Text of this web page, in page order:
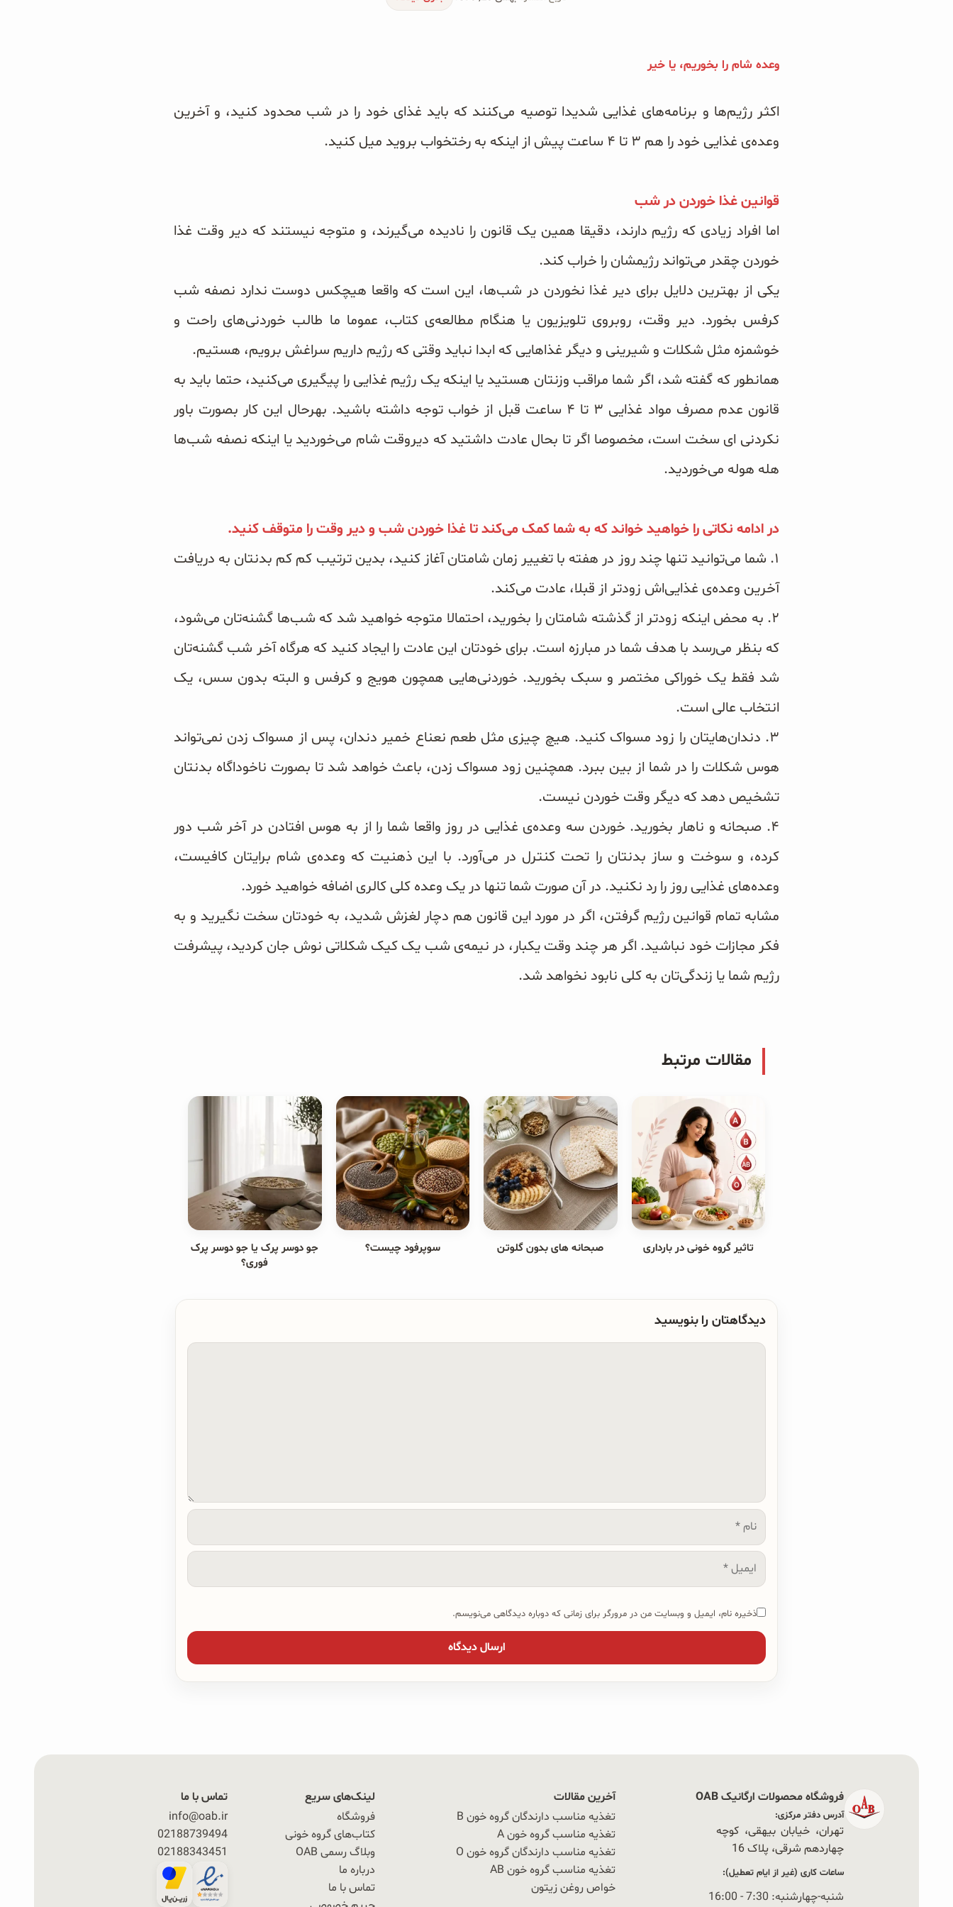
چاشنی‌ها و سرکه‌‌ها
رایس کیک
غلات و دانه‌های سالم
سبوس و جوانه‌ها
کتاب‌های OAB
وعده شام را بخوریم، یا خیر
اکثر رژیم‌ها و برنامه‌های غذایی شدیدا توصیه می‌کنند که باید غذای خود را در شب محدود کنید، و آخرین
وعده‌ی غذایی خود را هم ۳ تا ۴ ساعت پیش از اینکه به رختخواب بروید میل کنید.
قوانین غذا خوردن در شب
اما افراد زیادی که رژیم دارند، دقیقا همین یک قانون را نادیده می‌گیرند، و متوجه نیستند که دیر وقت غذا
خوردن چقدر می‌تواند رژیمشان را خراب کند.
یکی از بهترین دلایل برای دیر غذا نخوردن در شب‌ها، این است که واقعا هیچکس دوست ندارد نصفه شب
کرفس بخورد. دیر وقت، روبروی تلویزیون یا هنگام مطالعه‌ی کتاب، عموما ما طالب خوردنی‌های راحت و
خوشمزه مثل شکلات و شیرینی و دیگر غذاهایی که ابدا نباید وقتی که رژیم داریم سراغش برویم، هستیم.
همانطور که گفته شد، اگر شما مراقب وزنتان هستید یا اینکه یک رژیم غذایی را پیگیری می‌کنید، حتما باید به
قانون عدم مصرف مواد غذایی ۳ تا ۴ ساعت قبل از خواب توجه داشته باشید. بهرحال این کار بصورت باور
نکردنی ای سخت است، مخصوصا اگر تا بحال عادت داشتید که دیروقت شام می‌خوردید یا اینکه نصفه شب‌ها
هله هوله می‌خوردید.
در ادامه نکاتی را خواهید خواند که به شما کمک می‌کند تا غذا خوردن شب و دیر وقت را متوقف کنید.
۱. شما می‌توانید تنها چند روز در هفته با تغییر زمان شامتان آغاز کنید، بدین ترتیب کم کم بدنتان به دریافت
آخرین وعده‌ی غذایی‌اش زودتر از قبلا، عادت می‌کند.
۲. به محض اینکه زودتر از گذشته شامتان را بخورید، احتمالا متوجه خواهید شد که شب‌ها گشنه‌تان می‌شود،
که بنظر می‌رسد با هدف شما در مبارزه است. برای خودتان این عادت را ایجاد کنید که هرگاه آخر شب گشنه‌تان
شد فقط یک خوراکی مختصر و سبک بخورید. خوردنی‌هایی همچون هویج و کرفس و البته بدون سس، یک
انتخاب عالی است.
۳. دندان‌هایتان را زود مسواک کنید. هیچ چیزی مثل طعم نعناع خمیر دندان، پس از مسواک زدن نمی‌تواند
هوس شکلات را در شما از بین ببرد. همچنین زود مسواک زدن، باعث خواهد شد تا بصورت ناخوداگاه بدنتان
تشخیص دهد که دیگر وقت خوردن نیست.
۴. صبحانه و ناهار بخورید. خوردن سه وعده‌ی غذایی در روز واقعا شما را از به هوس افتادن در آخر شب دور
کرده، و سوخت و ساز بدنتان را تحت کنترل در می‌آورد. با این ذهنیت که وعده‌ی شام برایتان کافیست،
وعده‌های غذایی روز را رد نکنید. در آن صورت شما تنها در یک وعده کلی کالری اضافه خواهید خورد.
مشابه تمام قوانین رژیم گرفتن، اگر در مورد این قانون هم دچار لغزش شدید، به خودتان سخت نگیرید و به
فکر مجازات خود نباشید. اگر هر چند وقت یکبار، در نیمه‌ی شب یک کیک شکلاتی نوش جان کردید، پیشرفت
رژیم شما یا زندگی‌تان به کلی نابود نخواهد شد.
مقالات مرتبط
تاثیر گروه خونی در بارداری صبحانه های بدون گلوتن سوپرفود چیست؟
جو دوسر پرک یا جو دوسر پرک
فوری؟
دیدگاهتان را بنویسید
نام
ایمیل
ذخیره نام، ایمیل و وبسایت من در مرورگر برای زمانی که دوباره دیدگاهی می‌نویسم.
فروشگاه محصولات ارگانیک OAB
آدرس دفتر مرکزی:
تهران، خیابان بیهقی، کوچه
چهاردهم شرقی، پلاک 16‭
ساعات کاری (غیر از ایام تعطیل):
شنبه-چهارشنبه: 7:30 - 16:00
آخرین مقالات
تغذیه مناسب دارندگان گروه خون B
تغذیه مناسب گروه خون A
تغذیه مناسب دارندگان گروه خون O
تغذیه مناسب گروه خون AB
خواص روغن زیتون
لینک‌های سریع
فروشگاه
کتاب‌های گروه خونی
وبلاگ رسمی OAB
درباره ما
تماس با ما
تماس با ما
info@oab.ir
02188739494
02188343451